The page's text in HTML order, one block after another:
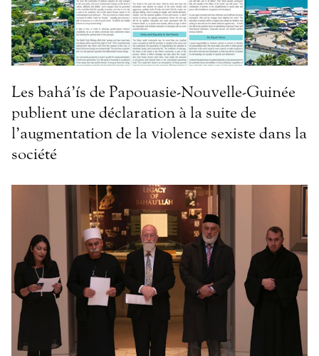
Les bahá’ís de Papouasie-Nouvelle-Guinée
publient une déclaration à la suite de
l’augmentation de la violence sexiste dans la
société